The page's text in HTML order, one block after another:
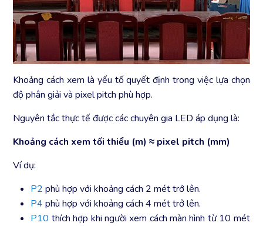
Khoảng cách xem là yếu tố quyết định trong việc lựa chọn
độ phân giải và pixel pitch phù hợp.
Nguyên tắc thực tế được các chuyên gia LED áp dụng là:
Khoảng cách xem tối thiểu (m) ≈ pixel pitch (mm)
Ví dụ:
P2 phù hợp với khoảng cách 2 mét trở lên.
P4 phù hợp với khoảng cách 4 mét trở lên.
P10 thích hợp khi người xem cách màn hình từ 10 mét